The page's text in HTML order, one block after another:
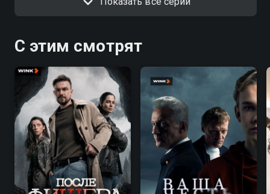
С этим смотрят